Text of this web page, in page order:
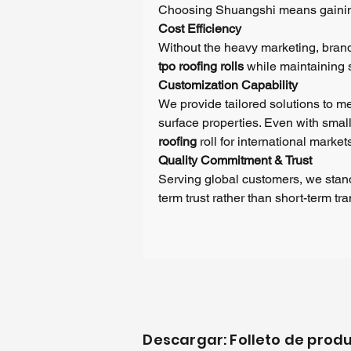
la
Choosing Shuangshi means
Cost Efficiency
Without the heavy marketing,
tpo roofing rolls while maintaining
Customization Capability
We provide tailored solutions to
surface properties. Even with
roofing roll for international
Quality Commitment & Trust
Serving global customers, we
term trust rather than short-term
Descargar: Folleto de